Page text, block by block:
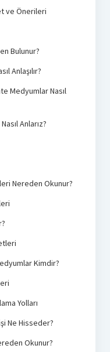
ve Önerileri
Bulunur?
Anlaşılır?
Medyumlar Nasıl
Anlarız?
Nereden Okunur?
Kimdir?
Yolları
Ne Hisseder?
Okunur?